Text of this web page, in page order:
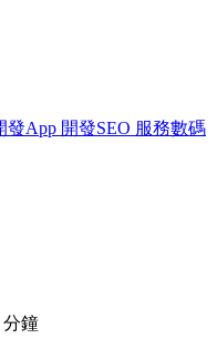
發App 開發SEO 服務數碼
分鐘